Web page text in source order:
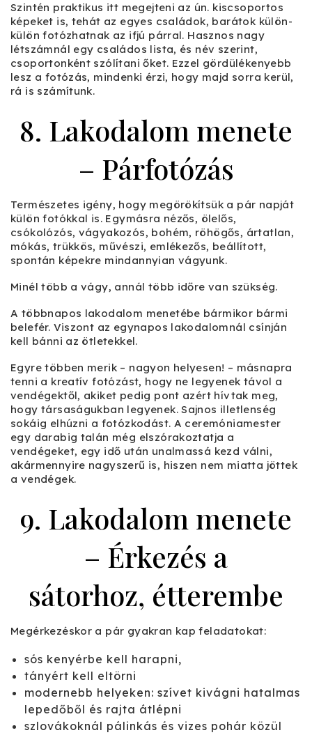
Szintén praktikus itt megejteni az ún. kiscsoportos
képeket is, tehát az egyes családok, barátok külön-
külön fotózhatnak az ifjú párral. Hasznos nagy
létszámnál egy családos lista, és név szerint,
csoportonként szólítani őket. Ezzel gördülékenyebb
lesz a fotózás, mindenki érzi, hogy majd sorra kerül,
rá is számítunk.
8. Lakodalom menete
– Párfotózás
Természetes igény, hogy megörökítsük a pár napját
külön fotókkal is. Egymásra nézős, ölelős,
csókolózós, vágyakozós, bohém, röhögős, ártatlan,
mókás, trükkös, művészi, emlékezős, beállított,
spontán képekre mindannyian vágyunk.
Minél több a vágy, annál több időre van szükség.
A többnapos lakodalom menetébe bármikor bármi
belefér. Viszont az egynapos lakodalomnál csínján
kell bánni az ötletekkel.
Egyre többen merik – nagyon helyesen! – másnapra
tenni a kreatív fotózást, hogy ne legyenek távol a
vendégektől, akiket pedig pont azért hívtak meg,
hogy társaságukban legyenek. Sajnos illetlenség
sokáig elhúzni a fotózkodást. A ceremóniamester
egy darabig talán még elszórakoztatja a
vendégeket, egy idő után unalmassá kezd válni,
akármennyire nagyszerű is, hiszen nem miatta jöttek
a vendégek.
9. Lakodalom menete
– Érkezés a
sátorhoz, étterembe
Megérkezéskor a pár gyakran kap feladatokat:
sós kenyérbe kell harapni,
tányért kell eltörni
modernebb helyeken: szívet kivágni hatalmas
lepedőből és rajta átlépni
szlovákoknál pálinkás és vizes pohár közül